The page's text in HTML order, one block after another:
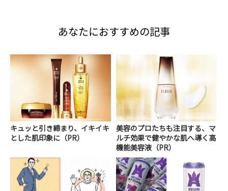
あなたにおすすめの記事
キュッと引き締まり、イキイキ
とした肌印象に（PR）
美容のプロたちも注目する、マ
ルチ効果で健やかな肌へ導く高
機能美容液（PR）